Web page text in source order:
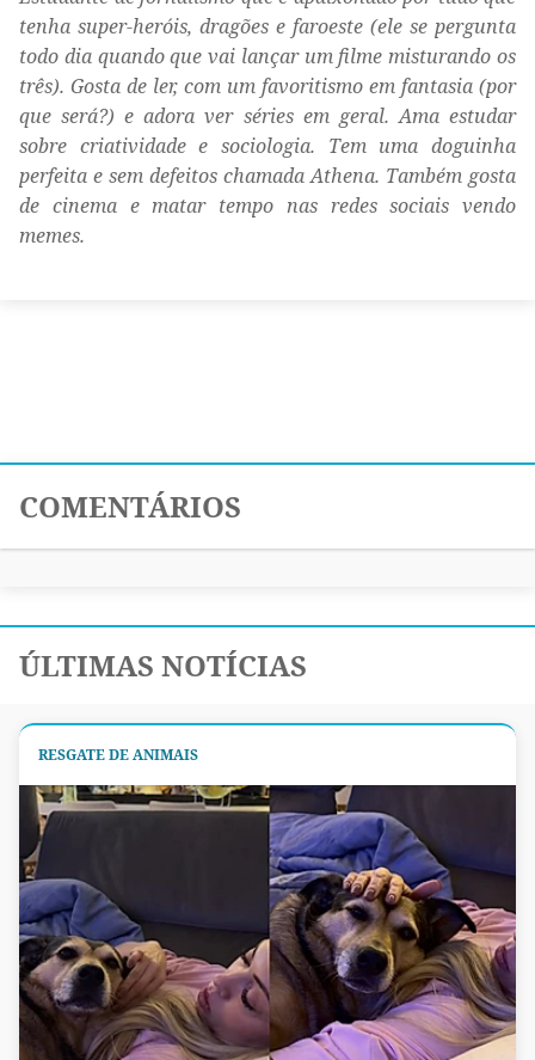
tenha super-heróis, dragões e faroeste (ele se pergunta
todo dia quando que vai lançar um filme misturando os
três). Gosta de ler, com um favoritismo em fantasia (por
que será?) e adora ver séries em geral. Ama estudar
sobre criatividade e sociologia. Tem uma doguinha
perfeita e sem defeitos chamada Athena. Também gosta
de cinema e matar tempo nas redes sociais vendo
memes.
COMENTÁRIOS
ÚLTIMAS NOTÍCIAS
RESGATE DE ANIMAIS